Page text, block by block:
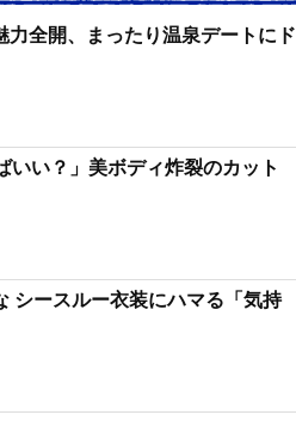
力全開、まったり温泉デートにド
いい？」美ボディ炸裂のカット
シースルー衣装にハマる「気持